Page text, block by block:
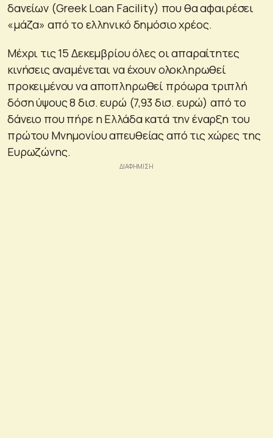
δανείων (Greek Loan Facility) που θα αφαιρέσει
«μάζα» από το ελληνικό δημόσιο χρέος.
Μέχρι τις 15 Δεκεμβρίου όλες οι απαραίτητες
κινήσεις αναμένεται να έχουν ολοκληρωθεί
προκειμένου να αποπληρωθεί πρόωρα τριπλή
δόση ύψους 8 δισ. ευρώ (7,93 δισ. ευρώ) από το
δάνειο που πήρε η Ελλάδα κατά την έναρξη του
πρώτου Μνημονίου απευθείας από τις χώρες της
Ευρωζώνης.